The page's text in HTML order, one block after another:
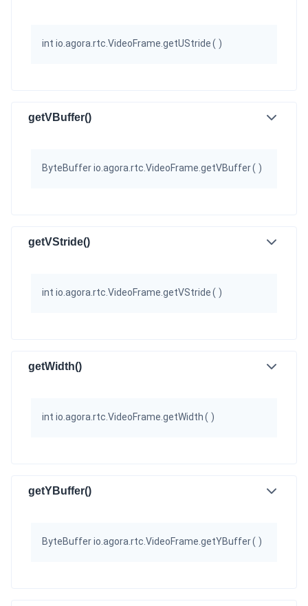
int io.agora.rtc.VideoFrame.getUStride( )
getVBuffer()
ByteBuffer io.agora.rtc.VideoFrame.getVBuffer( )
getVStride()
int io.agora.rtc.VideoFrame.getVStride( )
getWidth()
int io.agora.rtc.VideoFrame.getWidth( )
getYBuffer()
ByteBuffer io.agora.rtc.VideoFrame.getYBuffer( )